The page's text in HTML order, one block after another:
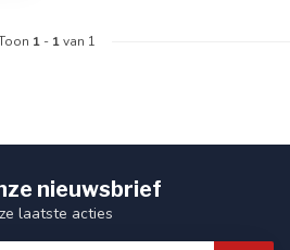
1 - 1van 1
nieuwsbrief
laatste acties